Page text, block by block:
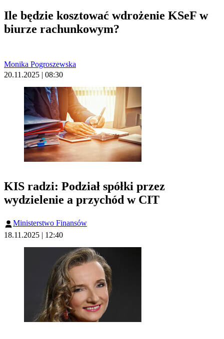
Ile będzie kosztować wdrożenie KSeF w
biurze rachunkowym?
Monika Pogroszewska
20.11.2025 | 08:30
KIS radzi: Podział spółki przez
wydzielenie a przychód w CIT
Ministerstwo Finansów
18.11.2025 | 12:40